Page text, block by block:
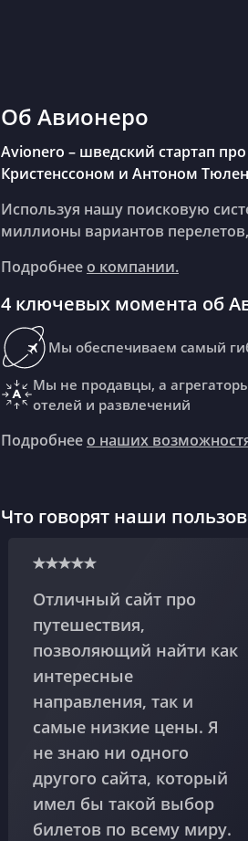
Об Авионеро
Avionero – шведский стартап
Кристенссоном и Антоном
Используя нашу поисковую
миллионы вариантов
Подробнеео компании.
4 ключевых момента об
Мы обеспечиваем самый
Мы не продавцы, а
отелей и развлечений
Подробнеео наших
Что говорят наши
Отличный сайт про
путешествия,
позволяющий найти как
интересные
направления, так и
самые низкие цены. Я
не знаю ни одного
другого сайта, который
имел бы такой выбор
билетов по всему миру.